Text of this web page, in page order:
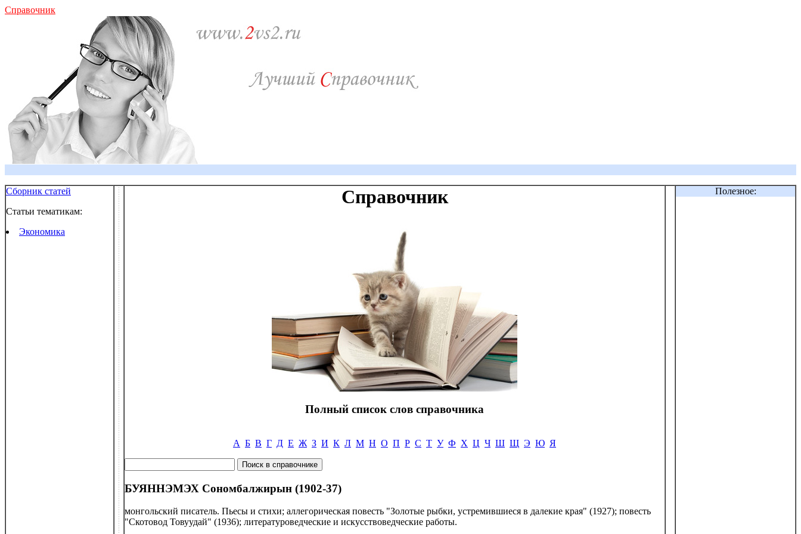
Справочник
Сборник статей
Статьи тематикам:
Экономика
Справочник
Полный список слов справочника
А Б В Г Д Е Ж З И К Л М Н О П Р С Т У Ф Х Ц Ч Ш Щ Э Ю Я
БУЯННЭМЭХ Сономбалжирын (1902-37)
монгольский писатель. Пьесы и стихи; аллегорическая повесть "Золотые рыбки, устремившиеся в далекие края" (1927); повесть
"Скотовод Товуудай" (1936); литературоведческие и искусствоведческие работы.
Полезное: